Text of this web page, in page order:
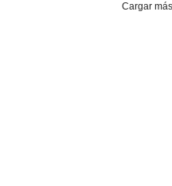
Cargar más